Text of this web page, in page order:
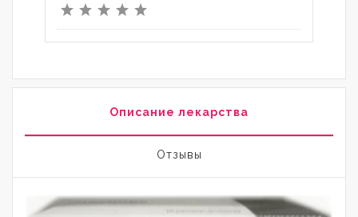
Описание лекарства
Отзывы